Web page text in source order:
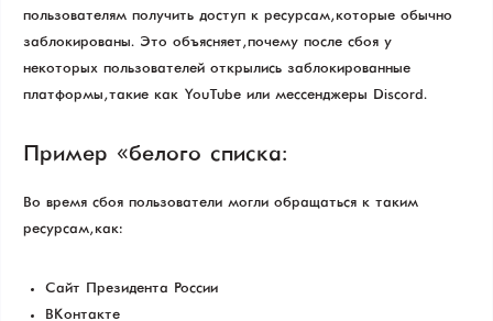
пользователям получить доступ к ресурсам, которые обычно
заблокированы. Это объясняет, почему после сбоя у
некоторых пользователей открылись заблокированные
платформы, такие как YouTube или мессенджеры Discord.
Пример «белого списка»:
Во время сбоя пользователи могли обращаться к таким
ресурсам, как:
Сайт Президента России
ВКонтакте